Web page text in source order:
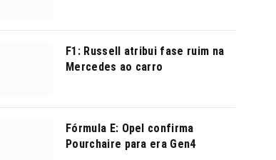
F1: Russell atribui fase ruim na
Mercedes ao carro
Fórmula E: Opel confirma
Pourchaire para era Gen4